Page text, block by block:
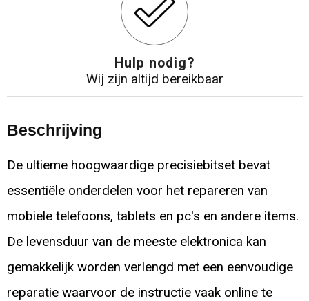
Hulp nodig?
Wij zijn altijd bereikbaar
Beschrijving
De ultieme hoogwaardige precisiebitset bevat
essentiële onderdelen voor het repareren van
mobiele telefoons, tablets en pc's en andere items.
De levensduur van de meeste elektronica kan
gemakkelijk worden verlengd met een eenvoudige
reparatie waarvoor de instructie vaak online te